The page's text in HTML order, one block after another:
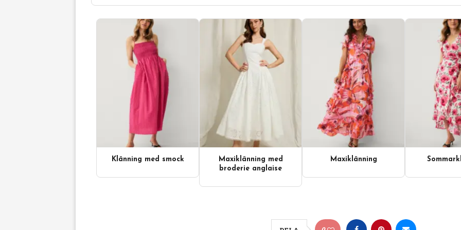
Klänning med smock
Maxiklänning med
broderie anglaise
Maxiklänning